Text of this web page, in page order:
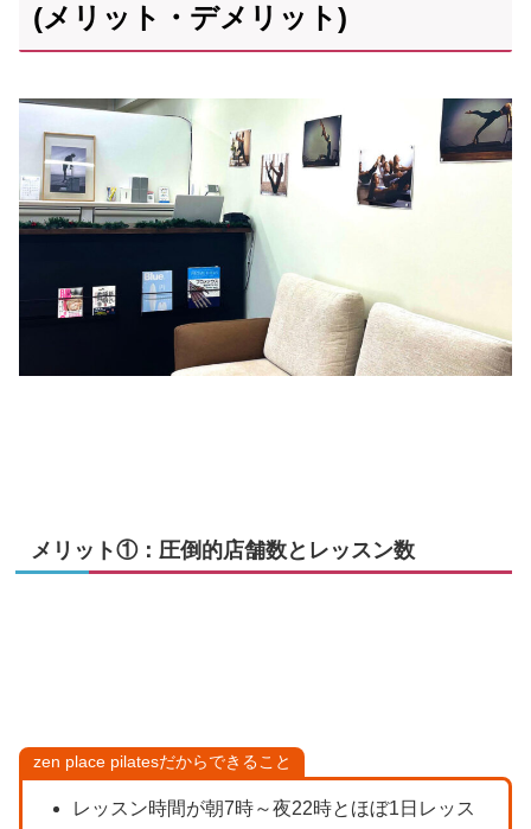
(メリット・デメリット)
メリット①：圧倒的店舗数とレッスン数
zen place pilatesだからできること
レッスン時間が朝7時～夜22時とほぼ1日レッス